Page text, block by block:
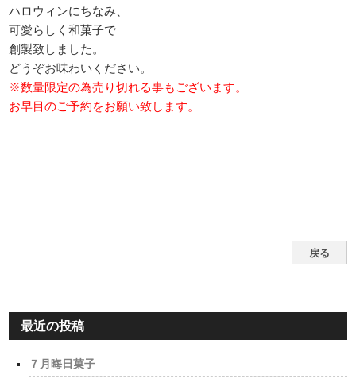
ハロウィンにちなみ、
可愛らしく和菓子で
創製致しました。
どうぞお味わいください。
※数量限定の為売り切れる事もございます。
お早目のご予約をお願い致します。
戻る
最近の投稿
７月晦日菓子